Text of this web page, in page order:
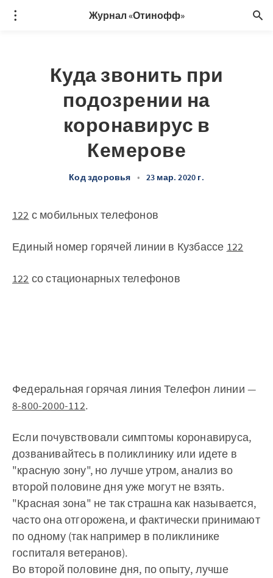
Журнал «Отинофф»
Куда звонить при
подозрении на
коронавирус в
Кемерове
Код здоровья • 23 мар. 2020 г.
122 с мобильных телефонов
Единый номер горячей линии в Кузбассе 122
122 со стационарных телефонов
Федеральная горячая линия Телефон линии —
8-800-2000-112.
Если почувствовали симптомы коронавируса,
дозванивайтесь в поликлинику или идете в
"красную зону", но лучше утром, анализ во
второй половине дня уже могут не взять.
"Красная зона" не так страшна как называется,
часто она отгорожена, и фактически принимают
по одному (так например в поликлинике
госпиталя ветеранов).
Во второй половине дня, по опыту, лучше